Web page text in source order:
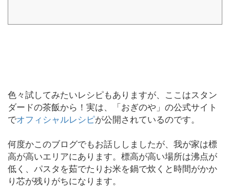
もありますが、実はおぎのやの公式サイトにはこのお釜での「ごはんの炊
色々試してみたいレシピもありますが、ここはスタン
ダードの茶飯から！実は、「おぎのや」の公式サイト
でオフィシャルレシピが公開されているのです。
何度かこのブログでもお話ししましたが、我が家は標
高が高いエリアにあります。標高が高い場所は沸点が
低く、パスタを茹でたりお米を鍋で炊くと時間がかか
り芯が残りがちになります。